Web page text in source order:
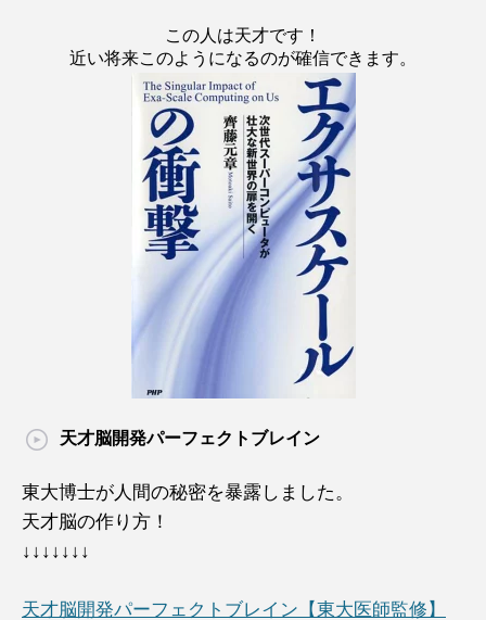
この人は天才です！
近い将来このようになるのが確信できます。
天才脳開発パーフェクトブレイン
東大博士が人間の秘密を暴露しました。
天才脳の作り方！
↓↓↓↓↓↓↓
天才脳開発パーフェクトブレイン【東大医師監修】